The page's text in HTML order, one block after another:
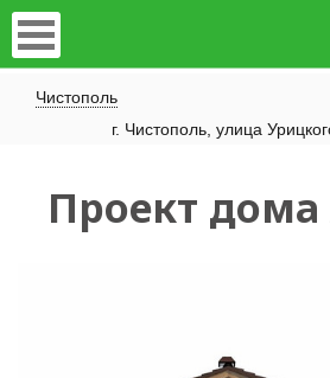
Чистополь
​г. Чистополь, улица
Проект дома